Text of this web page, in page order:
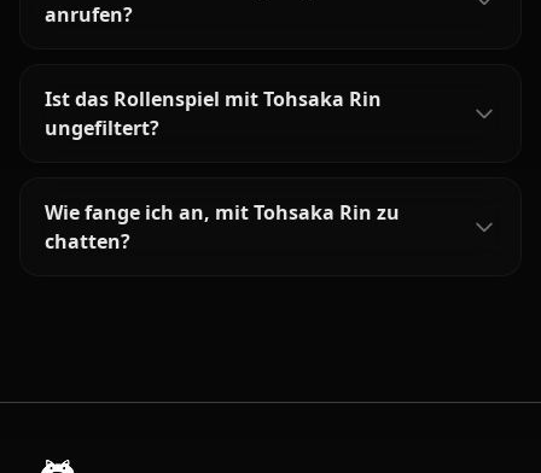
anrufen?
Ist das Rollenspiel mit Tohsaka Rin
ungefiltert?
Wie fange ich an, mit Tohsaka Rin zu
chatten?